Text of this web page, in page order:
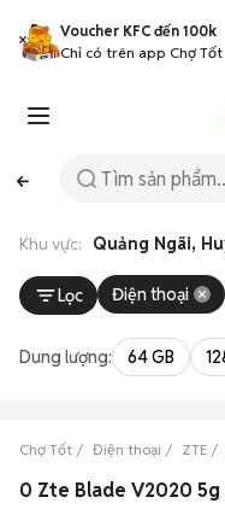
Voucher KFC đến 100k
Chỉ có trên app Chợ Tốt
Khu vực: Quảng Ngãi,
Lọc Điện thoại
Dung lượng: 64 GB
Chợ Tốt Điện thoại ZTE